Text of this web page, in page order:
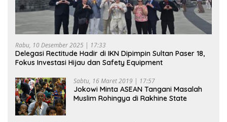
Rabu, 10 Desember 2025 | 17:33
Delegasi Rectitude Hadir di IKN Dipimpin Sultan Paser 18,
Fokus Investasi Hijau dan Safety Equipment
Sabtu, 16 Maret 2019 | 17:57
Jokowi Minta ASEAN Tangani Masalah
Muslim Rohingya di Rakhine State